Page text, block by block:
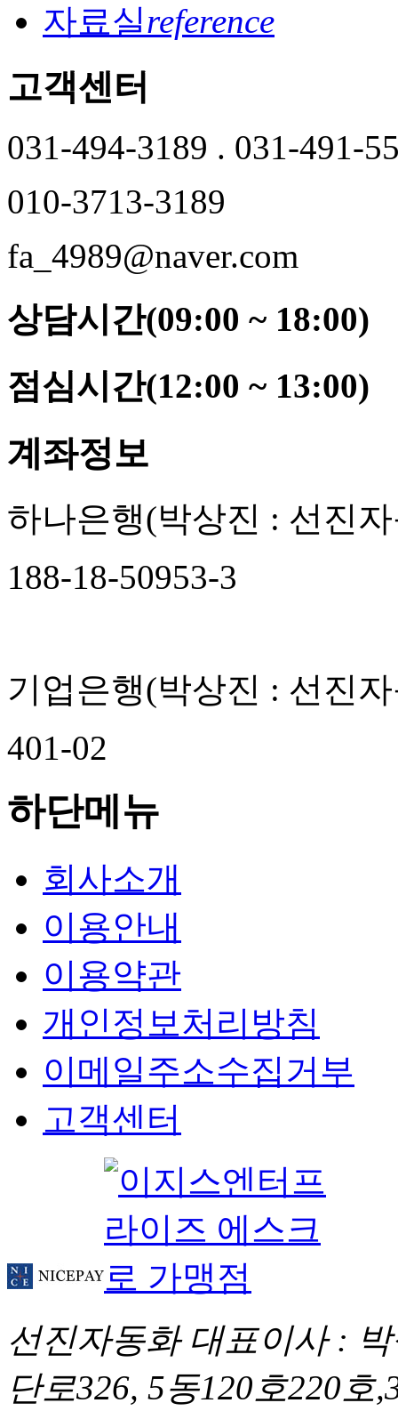
자료실reference
고객센터
031-494-3189 . 031-491-
010-3713-3189
fa_4989@naver.com
상담시간(09:00 ~ 18:00)
점심시간(12:00 ~ 13:00)
계좌정보
하나은행(박상진 : 선진
188-18-50953-3
기업은행(박상진 : 선진
401-02
하단메뉴
회사소개
이용안내
이용약관
개인정보처리방침
이메일주소수집거부
고객센터
선진자동화 대표이사 :
단로326, 5동120호220